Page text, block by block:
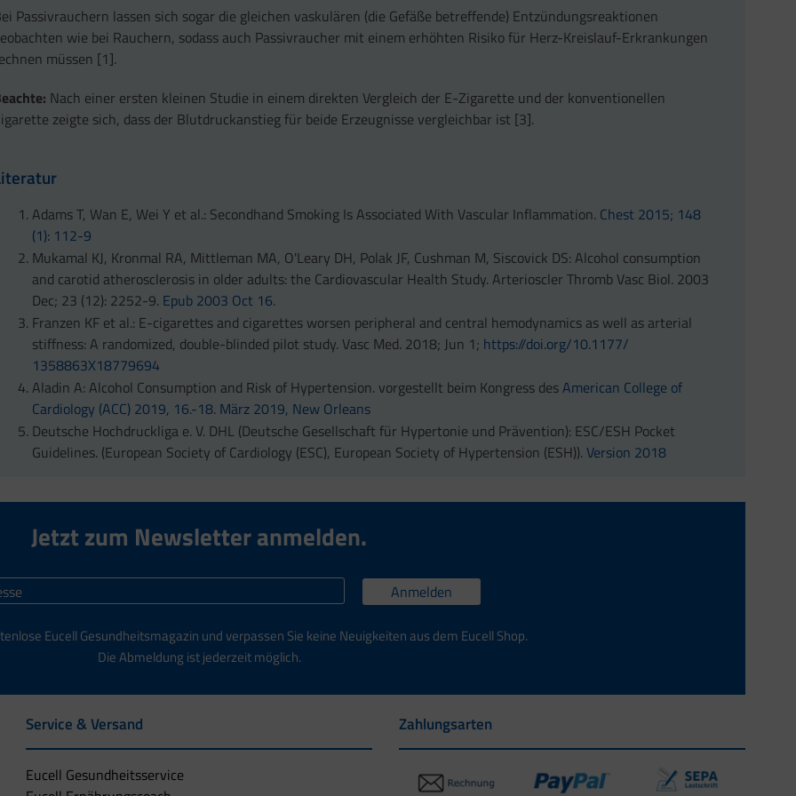
Passivrauchern lassen sich sogar die gleichen vaskulären (die Gefäße betreffende) Entzündungsreaktionen
wie bei Rauchern, sodass auch Passivraucher mit einem erhöhten Risiko für Herz-Kreislauf-Erkrankungen
müssen [1].
Nach einer ersten kleinen Studie in einem direkten Vergleich der E-Zigarette und der konventionellen
zeigte sich, dass der Blutdruckanstieg für beide Erzeugnisse vergleichbar ist [3].
Adams T, Wan E, Wei Y et al.: Secondhand Smoking Is Associated With Vascular Inflammation. Chest 2015; 148
(1): 112-9
Mukamal KJ, Kronmal RA, Mittleman MA, O'Leary DH, Polak JF, Cushman M, Siscovick DS: Alcohol consumption
and carotid atherosclerosis in older adults: the Cardiovascular Health Study. Arterioscler Thromb Vasc Biol. 2003
Dec; 23 (12): 2252-9. Epub 2003 Oct 16.
Franzen KF et al.: E-cigarettes and cigarettes worsen peripheral and central hemodynamics as well as arterial
stiffness: A randomized, double-blinded pilot study. Vasc Med. 2018; Jun 1; https://​doi.​org/​10.​1177/​
1358863X18779694
Aladin A: Alcohol Consumption and Risk of Hypertension. vorgestellt beim Kongress desAmerican College of
Cardiology (ACC) 2019, 16.-18. März 2019, New Orleans
Deutsche Hochdruckliga e. V. DHL (Deutsche Gesellschaft für Hypertonie und Prävention): ESC/ESH Pocket
Guidelines. (European Society of Cardiology (ESC), European Society of Hypertension (ESH)).Version 2018
Jetzt zum Newsletter anmelden.
Anmelden
Eucell Gesundheitsmagazin und verpassen Sie keine Neuigkeiten aus dem Eucell Shop.
Die Abmeldung ist jederzeit möglich.
Service & Versand
Eucell Gesundheitsservice
Zahlungsarten